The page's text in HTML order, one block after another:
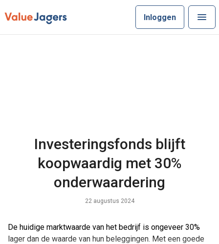
Inloggen
Investeringsfonds blijft
koopwaardig met 30%
onderwaardering
22 augustus 2024
De huidige marktwaarde van het bedrijf is ongeveer 30%
lager dan de waarde van hun beleggingen. Met een goede